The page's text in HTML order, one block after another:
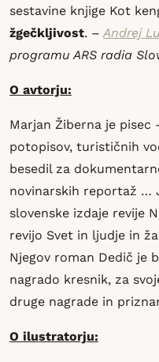
sestavine knjige Kot
žgečkljivost. – Andrej
programu ARS radia
O avtorju:
Marjan Žiberna je
potopisov, turističnih
besedil za
novinarskih reportaž …
slovenske izdaje revije
revijo Svet in ljudje in
Njegov roman Dedič je
nagrado kresnik, za
druge nagrade in
O ilustratorju: